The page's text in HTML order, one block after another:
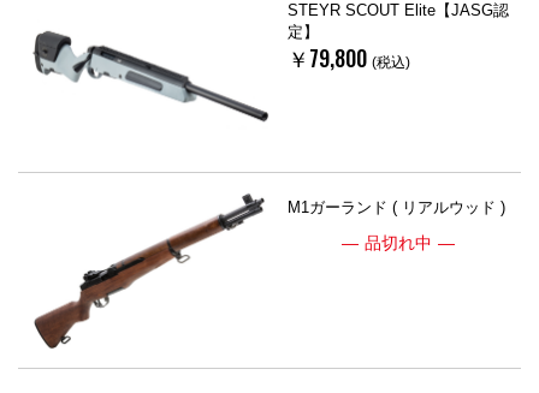
STEYR SCOUT Elite【JASG認
定】
￥79,800 (税込)
M1ガーランド ( リアルウッド )
品切れ中